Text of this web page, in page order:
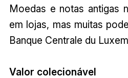
Moedas e notas antigas
em lojas, mas muitas
Banque Centrale du
Valor colecionável